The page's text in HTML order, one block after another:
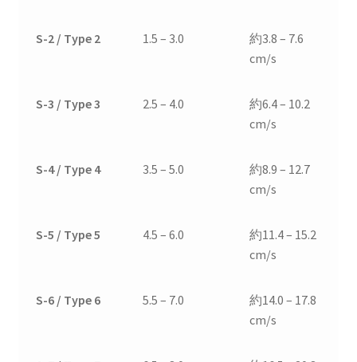
S-2 / Type 2 1.5 – 3.0
約3.8 – 7.6
cm/s
S-3 / Type 3 2.5 – 4.0
約6.4 – 10.2
cm/s
S-4 / Type 4 3.5 – 5.0
約8.9 – 12.7
cm/s
S-5 / Type 5 4.5 – 6.0
約11.4 – 15.2
cm/s
S-6 / Type 6 5.5 – 7.0
約14.0 – 17.8
cm/s